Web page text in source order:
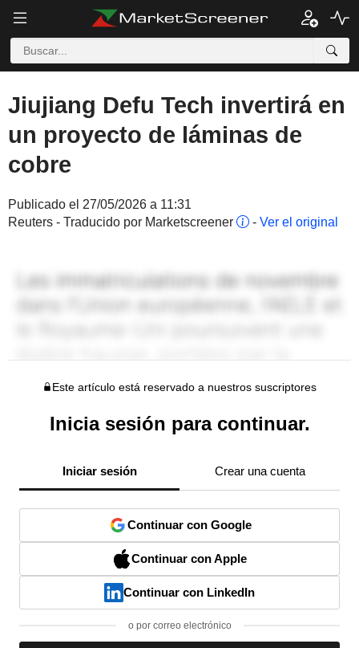
Jiujiang Defu Tech invertirá en
un proyecto de láminas de
cobre
Publicado el 27/05/2026 a 11:31
Reuters - Traducido por Marketscreener
- Ver el original
Este artículo está reservado a nuestros suscriptores
Inicia sesión para continuar.
Iniciar sesión Crear una cuenta
Continuar con Google
Continuar con Apple
Continuar con LinkedIn
o por correo electrónico